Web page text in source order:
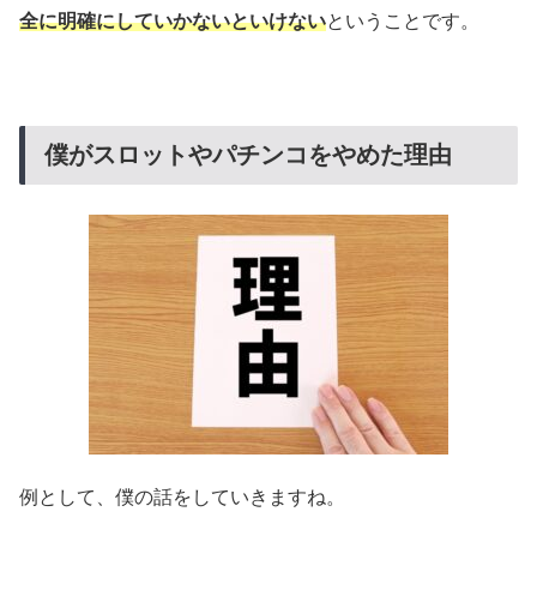
全に明確にしていかないといけないということです。
僕がスロットやパチンコをやめた理由
例として、僕の話をしていきますね。